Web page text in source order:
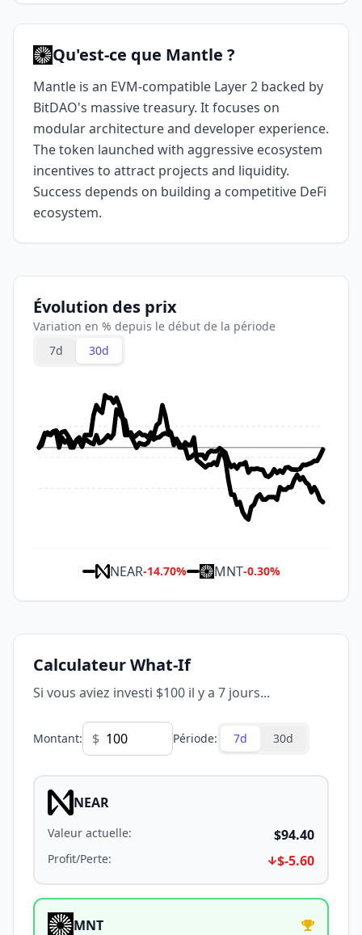
Qu'est-ce que Mantle ?
Mantle is an EVM-compatible Layer 2 backed by
BitDAO's massive treasury. It focuses on
modular architecture and developer experience.
The token launched with aggressive ecosystem
incentives to attract projects and liquidity.
Success depends on building a competitive DeFi
ecosystem.
Évolution des prix
Variation en % depuis le début de la période
7d
30d
NEAR-14.70% MNT-0.30%
Calculateur What-If
Si vous aviez investi $100 il y a 7 jours...
Montant: $ Période: 7d 30d
NEAR
Valeur actuelle: $94.40
Profit/Perte: $-5.60
MNT